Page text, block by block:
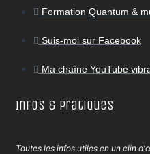
Formation Quantum &
Suis-moi sur Facebook
Ma chaîne YouTube
Infos & Pratiques
Toutes les infos utiles en un clin